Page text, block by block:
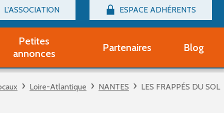
L'ASSOCIATION
Billetterie
adhérent Groupe Vocal
adhérent Partenaire
un compte Découverte
ESPACE ADHÉRENTS
Connexion
Petites
annonces
d'occasion
Partenaires Blog
Loire-Atlantique NANTES LES FRAPPÉS DU SOL